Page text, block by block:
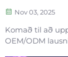
Nov 03, 2025
Komað til að
OEM/ODM